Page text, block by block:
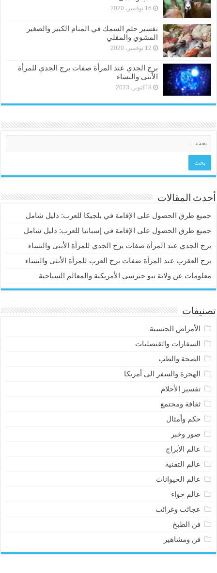
16 نوفمبر، 2020
تفسير حلم السمك في المنام الكبير والصغير
المشوي والمقلي
12 نوفمبر، 2020
برج الجدي عند المرأة صفات برج الجدي للمرأة
الأنثى والنساء
8 أكتوبر، 2023
أحدث المقالات
جميع طرق الحصول على الإقامة في بلجيكا للعرب: دليل شامل
جميع طرق الحصول على الإقامة في إسبانيا للعرب: دليل شامل
برج الجدي عند المرأة صفات برج الجدي للمرأة الأنثى والنساء
برج العقرب عند المرأة صفات برج العرب للمرأة الأنثى والنساء
معلومات عن ولاية نيو جيرسي الأمريكية والمعالم السياحية
تصنيفات
الأمراض الجنسية
السفارات والقنصليات
الصحة والطب
الهجرة والسفر الى أمريكا
تفسير الأحلام
ثقافة ومجتمع
حكم وأمثال
صور وخبر
عالم الأبراج
عالم التقنية
عالم الحيوانات
عالم حواء
عجائب وغرائب
فن الطبخ
فن ومشاهير